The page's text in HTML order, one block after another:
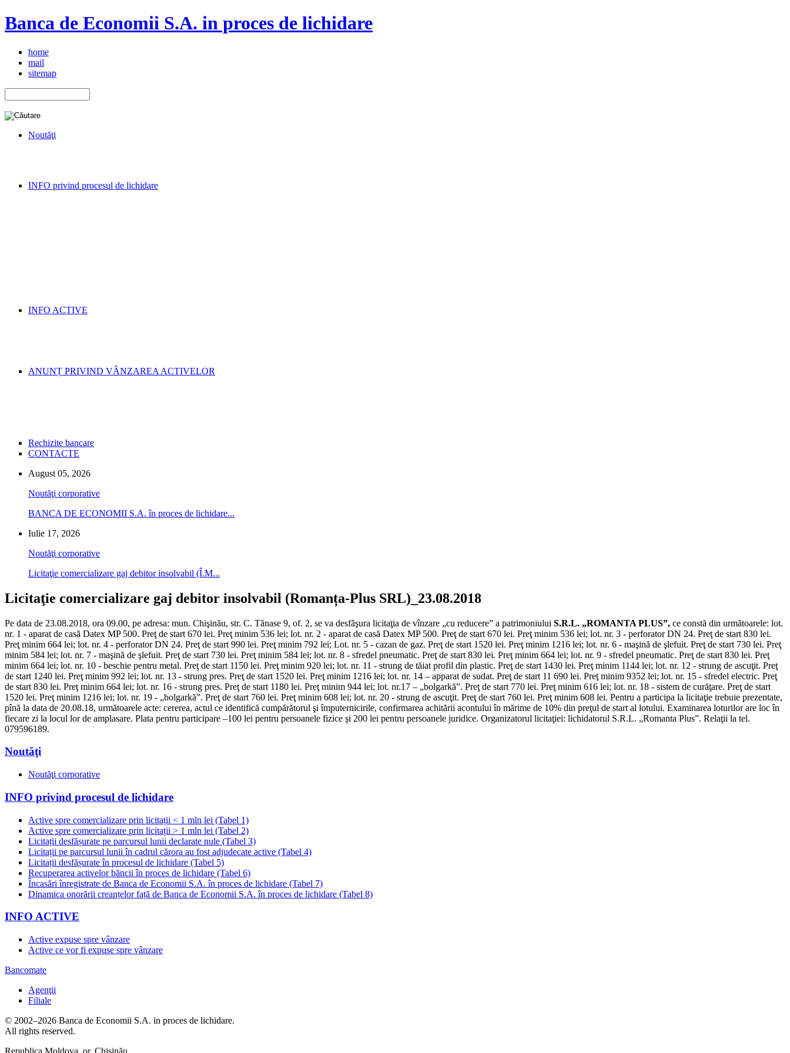
Banca de Economii S.A. in proces de lichidare
home
mail
sitemap
Noutăţi
INFO privind procesul de lichidare
INFO ACTIVE
ANUNȚ PRIVIND VÂNZAREA ACTIVELOR
Rechizite bancare
CONTACTE
August 05, 2026
Noutăţi corporative
BANCA DE ECONOMII S.A. în proces de lichidare...
Iulie 17, 2026
Noutăţi corporative
Licitaţie comercializare gaj debitor insolvabil (Î.M...
Licitaţie comercializare gaj debitor insolvabil (Romanța-Plus SRL)_23.08.2018
Pe data de 23.08.2018, ora 09.00, pe adresa: mun. Chişinău, str. C. Tănase 9, of. 2, se va desfăşura licitaţia de vînzare „cu reducere” a patrimoniului S.R.L. „ROMANTA PLUS”, ce constă din următoarele: lot.
nr. 1 - aparat de casă Datex MP 500. Preţ de start 670 lei. Preţ minim 536 lei; lot. nr. 2 - aparat de casă Datex MP 500. Preţ de start 670 lei. Preţ minim 536 lei; lot. nr. 3 - perforator DN 24. Preţ de start 830 lei.
Preţ minim 664 lei; lot. nr. 4 - perforator DN 24. Preţ de start 990 lei. Preţ minim 792 lei; Lot. nr. 5 - cazan de gaz. Preţ de start 1520 lei. Preţ minim 1216 lei; lot. nr. 6 - maşină de şlefuit. Preţ de start 730 lei. Preţ
minim 584 lei; lot. nr. 7 - maşină de şlefuit. Preţ de start 730 lei. Preţ minim 584 lei; lot. nr. 8 - sfredel pneumatic. Preţ de start 830 lei. Preţ minim 664 lei; lot. nr. 9 - sfredel pneumatic. Preţ de start 830 lei. Preţ
minim 664 lei; lot. nr. 10 - beschie pentru metal. Preţ de start 1150 lei. Preţ minim 920 lei; lot. nr. 11 - strung de tăiat profil din plastic. Preţ de start 1430 lei. Preţ minim 1144 lei; lot. nr. 12 - strung de ascuţit. Preţ
de start 1240 lei. Preţ minim 992 lei; lot. nr. 13 - strung pres. Preţ de start 1520 lei. Preţ minim 1216 lei; lot. nr. 14 – apparat de sudat. Preţ de start 11 690 lei. Preţ minim 9352 lei; lot. nr. 15 - sfredel electric. Preţ
de start 830 lei. Preţ minim 664 lei; lot. nr. 16 - strung pres. Preţ de start 1180 lei. Preţ minim 944 lei; lot. nr.17 – „bolgarkă”. Preţ de start 770 lei. Preţ minim 616 lei; lot. nr. 18 - sistem de curăţare. Preţ de start
1520 lei. Preţ minim 1216 lei; lot. nr. 19 - „bolgarkă”. Preţ de start 760 lei. Preţ minim 608 lei; lot. nr. 20 - strung de ascuţit. Preţ de start 760 lei. Preţ minim 608 lei. Pentru a participa la licitaţie trebuie prezentate,
pînă la data de 20.08.18, următoarele acte: cererea, actul ce identifică cumpărătorul şi împuternicirile, confirmarea achitării acontului în mărime de 10% din preţul de start al lotului. Examinarea loturilor are loc în
fiecare zi la locul lor de amplasare. Plata pentru participare –100 lei pentru persoanele fizice şi 200 lei pentru persoanele juridice. Organizatorul licitaţiei: lichidatorul S.R.L. „Romanta Plus”. Relaţii la tel.
079596189.
Noutăţi
Noutăţi corporative
INFO privind procesul de lichidare
Active spre comercializare prin licitații < 1 mln lei (Tabel 1)
Active spre comercializare prin licitații > 1 mln lei (Tabel 2)
Licitații desfășurate pe parcursul lunii declarate nule (Tabel 3)
Licitații pe parcursul lunii în cadrul cărora au fost adjudecate active (Tabel 4)
Licitații desfășurate în procesul de lichidare (Tabel 5)
Recuperarea activelor băncii în proces de lichidare (Tabel 6)
Încasări înregistrate de Banca de Economii S.A. în proces de lichidare (Tabel 7)
Dinamica onorării creanțelor față de Banca de Economii S.A. în proces de lichidare (Tabel 8)
INFO ACTIVE
Active expuse spre vânzare
Active ce vor fi expuse spre vânzare
Bancomate
Agenţii
Filiale
© 2002–2026 Banca de Economii S.A. in proces de lichidare.
All rights reserved.
Republica Moldova, or. Chișinău